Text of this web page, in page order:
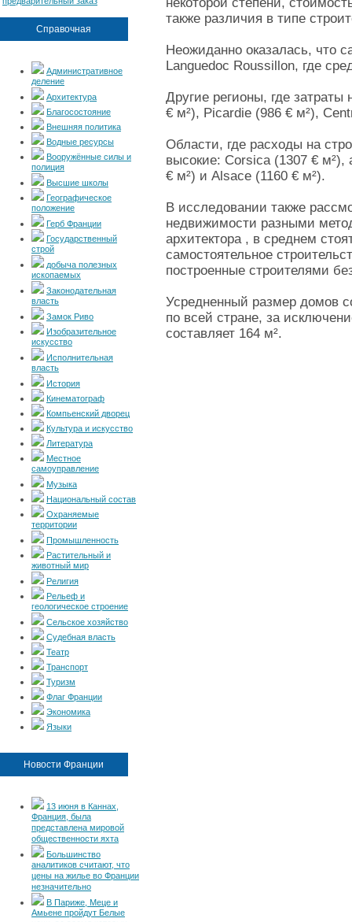
Справочная
Административное
деление
Архитектура
Благосостояние
Внешняя политика
Водные ресурсы
Вооружённые силы и
полиция
Высшие школы
Географическое
положение
Герб Франции
Государственный
строй
добыча полезных
ископаемых
Законодательная
власть
Замок Риво
Изобразительное
искусство
Исполнительная
власть
История
Кинематограф
Компьенский дворец
Культура и искусство
Литература
Местное
самоуправление
Музыка
Национальный состав
Охраняемые
территории
Промышленность
Растительный и
животный мир
Религия
Рельеф и
геологическое строение
Сельское хозяйство
Судебная власть
Театр
Транспорт
Туризм
Флаг Франции
Экономика
Языки
Новости Франции
13 июня в Каннах,
Франция, была
представлена мировой
общественности яхта
Большинство
аналитиков считают, что
цены на жилье во Франции
незначительно
В Париже, Меце и
Амьене пройдут Белые
также различия в типе
Неожиданно оказалась, что
Languedoc Roussillon, где
Другие регионы, где
€ м²), Picardie (986 € м²),
Области, где расходы на
высокие: Corsica (1307 € м²),
€ м²) и Alsace (1160 € м²).
В исследовании также
недвижимости разными
архитектора , в среднем
самостоятельное
построенные строителями
Усредненный размер домов
по всей стране, за
составляет 164 м².